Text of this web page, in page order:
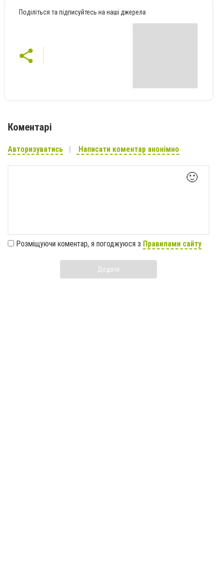
Поділіться та підписуйтесь на наші джерела
Коментарі
Авторизуватись Написати коментар анонімно
🙂
Розміщуючи коментар, я погоджуюся з Правилами сайту
Додати